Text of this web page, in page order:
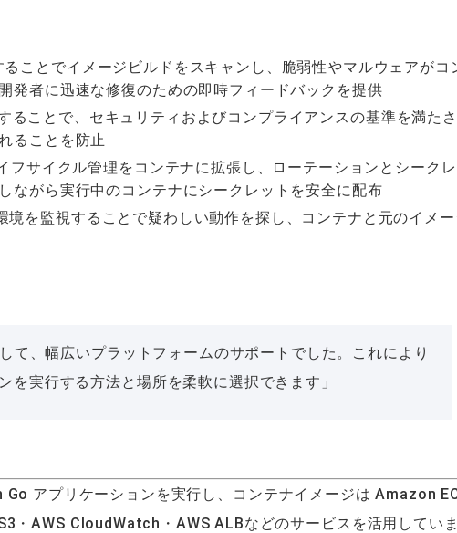
ことでイメージビルドをスキャンし、脆弱性やマルウェアがコ
発者に迅速な修復のための即時フィードバックを提供
ことで、セキュリティおよびコンプライアンスの基準を満た
ることを防止
フサイクル管理をコンテナに拡張し、ローテーションとシークレ
ながら実行中のコンテナにシークレットを安全に配布
を監視することで疑わしい動作を探し、コンテナと元のイメー
て、幅広いプラットフォームのサポートでした。これにより
を実行する方法と場所を柔軟に選択できます」
アプリケーションを実行し、コンテナイメージは Amazon
・AWS CloudWatch・AWS ALBなどのサービスを活用していま